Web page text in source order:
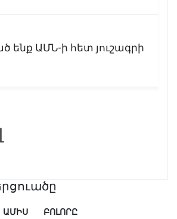
ենք ԱՄՆ-ի հետ յուշագրի
ԱՄԻՍ ԲՈԼՈՐԸ